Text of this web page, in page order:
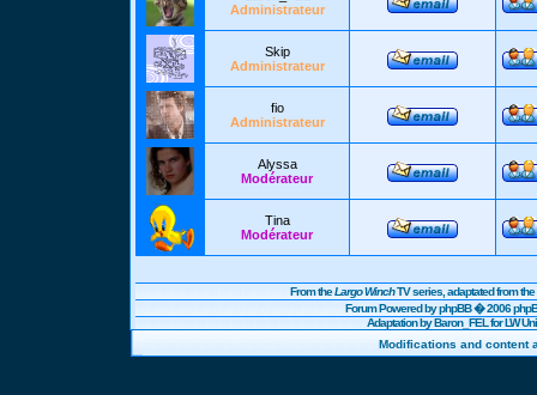
Administrateur
Skip
Administrateur
fio
Administrateur
Alyssa
Modérateur
Tina
Modérateur
From theLargo WinchTV series, adaptated from
Forum Powered byphpBB� 2006
Adaptation by Baron_FEL for LW
Modifications and content